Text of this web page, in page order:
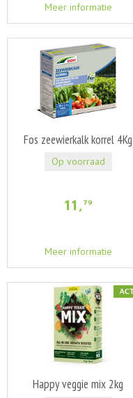
Meer informatie
Fos zeewierkalk korrel 4Kg
11 ,79
Meer informatie
Op voorraad
Happy veggie mix 2kg